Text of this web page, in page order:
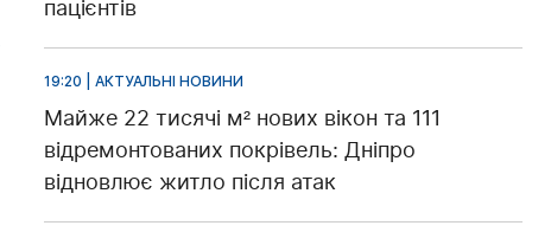
пацієнтів
19:20 | АКТУАЛЬНІ НОВИНИ
Майже 22 тисячі м² нових вікон та 111
відремонтованих покрівель: Дніпро
відновлює житло після атак